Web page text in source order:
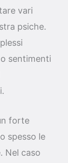
vari
psiche.
sentimenti
forte
spesso le
Nel caso